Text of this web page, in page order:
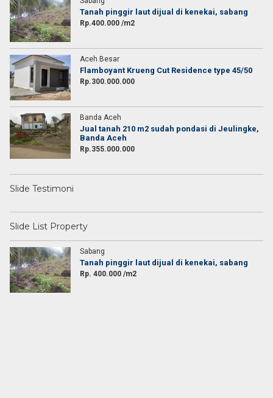
Tanah pinggir laut dijual di kenekai, sabang
Rp.400.000 /m2
Aceh Besar
Flamboyant Krueng Cut Residence type 45/50
Rp.300.000.000
Banda Aceh
Jual tanah 210 m2 sudah pondasi di Jeulingke,
Banda Aceh
Rp.355.000.000
Slide Testimoni
Slide List Property
Sabang
Tanah pinggir laut dijual di kenekai, sabang
Rp. 400.000 /m2